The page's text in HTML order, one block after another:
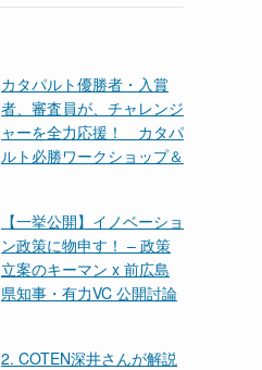
カタパルト優勝者・入賞
者、審査員が、チャレンジ
ャーを全力応援！ カタパ
ルト必勝ワークショップ＆
【一挙公開】イノベーショ
ン政策に物申す！ – 政策
立案のキーマン x 前広島
県知事・有力VC 公開討論
2. COTEN深井さんが解説